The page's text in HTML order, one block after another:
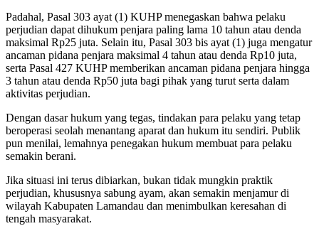
Padahal, Pasal 303 ayat (1) KUHP menegaskan bahwa pelaku
perjudian dapat dihukum penjara paling lama 10 tahun atau denda
maksimal Rp25 juta. Selain itu, Pasal 303 bis ayat (1) juga mengatur
ancaman pidana penjara maksimal 4 tahun atau denda Rp10 juta,
serta Pasal 427 KUHP memberikan ancaman pidana penjara hingga
3 tahun atau denda Rp50 juta bagi pihak yang turut serta dalam
aktivitas perjudian.
Dengan dasar hukum yang tegas, tindakan para pelaku yang tetap
beroperasi seolah menantang aparat dan hukum itu sendiri. Publik
pun menilai, lemahnya penegakan hukum membuat para pelaku
semakin berani.
Jika situasi ini terus dibiarkan, bukan tidak mungkin praktik
perjudian, khususnya sabung ayam, akan semakin menjamur di
wilayah Kabupaten Lamandau dan menimbulkan keresahan di
tengah masyarakat.